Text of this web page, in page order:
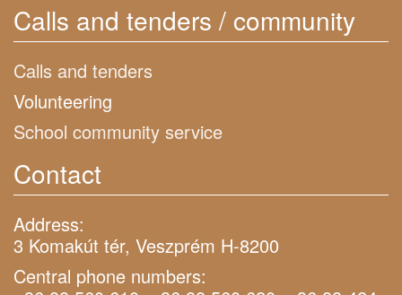
Calls and tenders / community
Calls and tenders
Volunteering
School community service
Contact
Address:
3 Komakút tér, Veszprém H-8200
Central phone numbers: